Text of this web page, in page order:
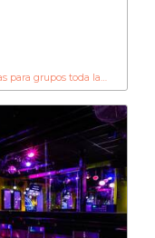
grupos toda la noche